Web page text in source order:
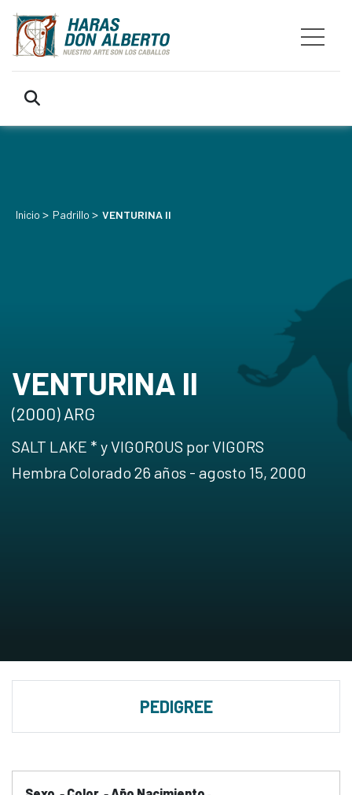
Inicio > Padrillo > VENTURINA II
VENTURINA II
(2000) ARG
SALT LAKE * y VIGOROUS por VIGORS
Hembra Colorado 26 años - agosto 15, 2000
PEDIGREE